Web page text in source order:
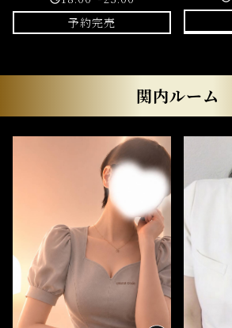
予約完売
関内ルーム